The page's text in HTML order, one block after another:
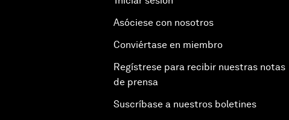
Asóciese con nosotros
Conviértase en miembro
Regístrese para recibir nuestras notas
de prensa
Suscríbase a nuestros boletines